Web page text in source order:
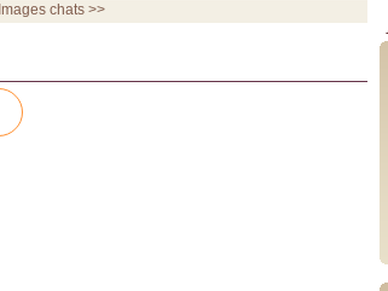
Images chats >>